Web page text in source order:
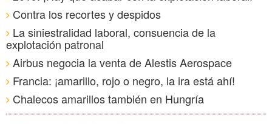
Contra los recortes y despidos
La siniestralidad laboral, consuencia de la
explotación patronal
Airbus negocia la venta de Alestis Aerospace
Francia: ¡amarillo, rojo o negro, la ira está ahí!
Chalecos amarillos también en Hungría